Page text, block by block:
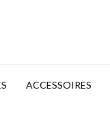
ACCESSOIRES